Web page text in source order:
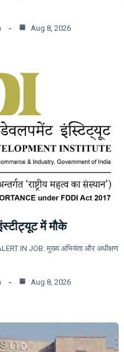
Aug 8, 2026
में मौके
IN JOB: मुख्य अभियंता और अधीक्षण
Aug 8, 2026